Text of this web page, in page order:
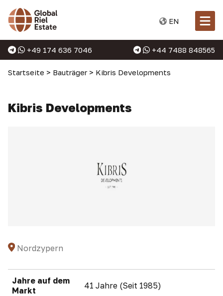
EN
+49 174 636 7046 +44 7488 848565
Startseite > Bauträger > Kibris Developments
Kibris Developments
Nordzypern
Jahre auf dem
Markt
41 Jahre (Seit 1985)